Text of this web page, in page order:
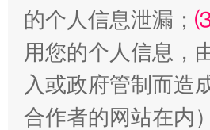
揭批美国五大"原罪"
的个人信息泄漏；
用您的个人信息，
入或政府管制而造
合作者的网站在内